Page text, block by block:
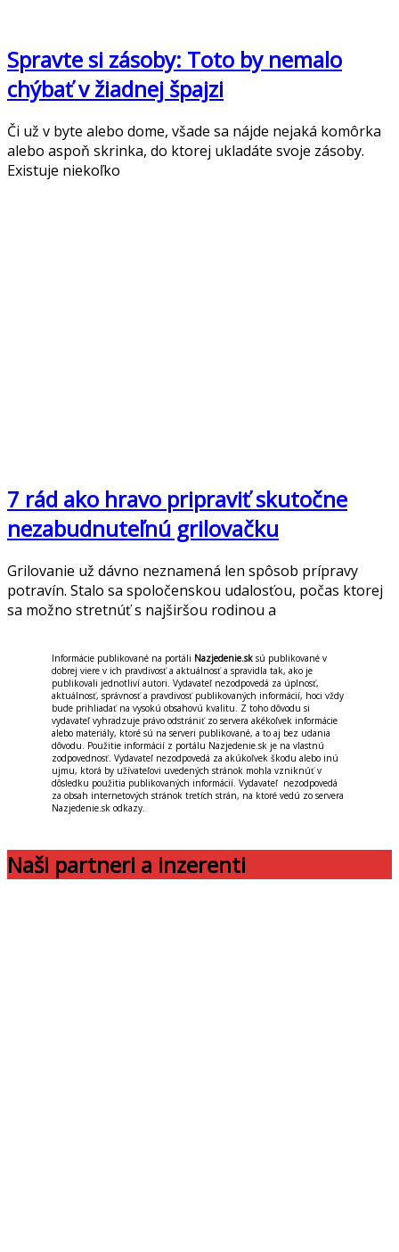
Spravte si zásoby: Toto by nemalo
chýbať v žiadnej špajzi
Či už v byte alebo dome, všade sa nájde nejaká komôrka
alebo aspoň skrinka, do ktorej ukladáte svoje zásoby.
Existuje niekoľko
7 rád ako hravo pripraviť skutočne
nezabudnuteľnú grilovačku
Grilovanie už dávno neznamená len spôsob prípravy
potravín. Stalo sa spoločenskou udalosťou, počas ktorej
sa možno stretnúť s najširšou rodinou a
Informácie publikované na portáli Nazjedenie.sk sú publikované v
dobrej viere v ich pravdivosť a aktuálnosť a spravidla tak, ako je
publikovali jednotliví autori. Vydavateľ nezodpovedá za úplnosť,
aktuálnosť, správnosť a pravdivosť publikovaných informácií, hoci vždy
bude prihliadať na vysokú obsahovú kvalitu. Z toho dôvodu si
vydavateľ vyhradzuje právo odstrániť zo servera akékoľvek informácie
alebo materiály, ktoré sú na serveri publikované, a to aj bez udania
dôvodu. Použitie informácií z portálu Nazjedenie.sk je na vlastnú
zodpovednosť. Vydavateľ nezodpovedá za akúkoľvek škodu alebo inú
ujmu, ktorá by užívateľovi uvedených stránok mohla vzniknúť v
dôsledku použitia publikovaných informácií. Vydavateľ nezodpovedá
za obsah internetových stránok tretích strán, na ktoré vedú zo servera
Nazjedenie.sk odkazy.
Naši partneri a inzerenti